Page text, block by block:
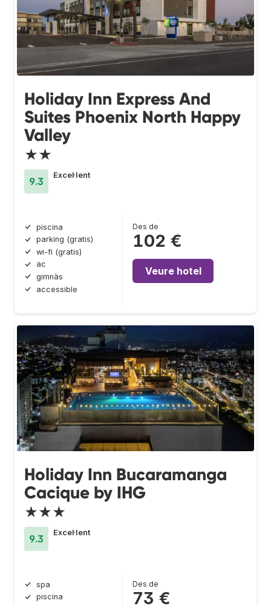
Holiday Inn Express And
Suites Phoenix North Happy
Valley
★★
9.3
Excel·lent
piscina
parking (gratis)
wi-fi (gratis)
ac
gimnàs
accessible
Des de
102 €
Veure hotel
Holiday Inn Bucaramanga
Cacique by IHG
★★★
9.3
Excel·lent
spa
piscina
Des de
73 €